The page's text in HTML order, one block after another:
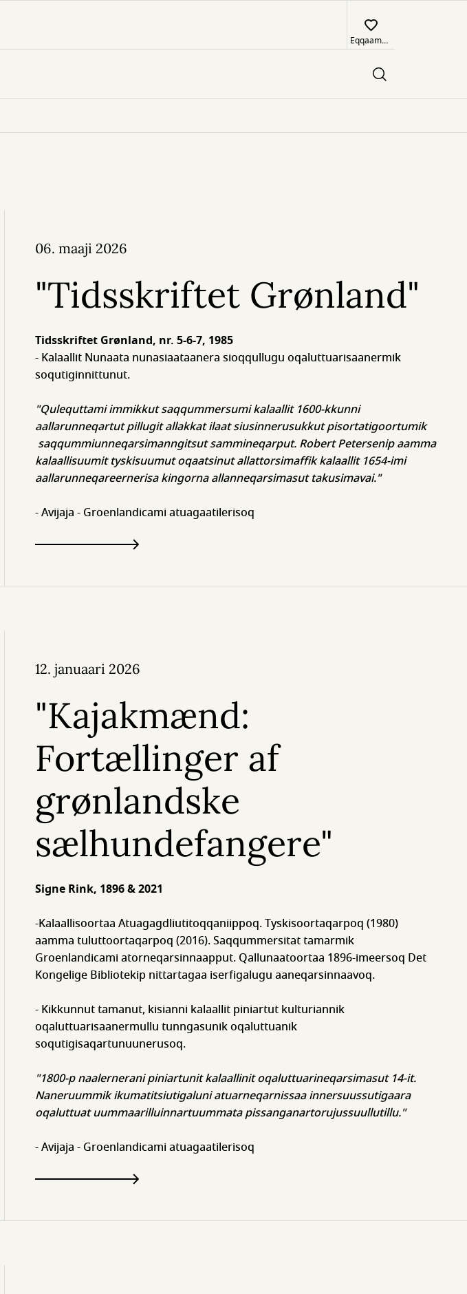
Eqqaamajuk
06. maaji 2026
"Tidsskriftet Grønland"
Tidsskriftet Grønland, nr. 5-6-7, 1985
- Kalaallit Nunaata nunasiaataanera sioqqullugu oqaluttuarisaanermik
soqutiginnittunut.
"Qulequttami immikkut saqqummersumi kalaallit 1600-kkunni
aallarunneqartut pillugit allakkat ilaat siusinnerusukkut pisortatigoortumik
saqqummiunneqarsimanngitsut sammineqarput. Robert Petersenip aamma
kalaallisuumit tyskisuumut oqaatsinut allattorsimaffik kalaallit 1654-imi
aallarunneqareernerisa kingorna allanneqarsimasut takusimavai."
- Avijaja - Groenlandicami atuagaatilerisoq
12. januaari 2026
"Kajakmænd:
Fortællinger af
grønlandske
sælhundefangere"
Signe Rink, 1896 & 2021
-Kalaallisoortaa Atuagagdliutitoqqaniippoq. Tyskisoortaqarpoq (1980)
aamma tuluttoortaqarpoq (2016). Saqqummersitat tamarmik
Groenlandicami atorneqarsinnaapput. Qallunaatoortaa 1896-imeersoq Det
Kongelige Bibliotekip nittartagaa iserfigalugu aaneqarsinnaavoq.
- Kikkunnut tamanut, kisianni kalaallit piniartut kulturiannik
oqaluttuarisaanermullu tunngasunik oqaluttuanik
soqutigisaqartunuunerusoq.
"1800-p naalernerani piniartunit kalaallinit oqaluttuarineqarsimasut 14-it.
Naneruummik ikumatitsiutigaluni atuarneqarnissaa innersuussutigaara
oqaluttuat uummaarilluinnartuummata pissanganartorujussuullutillu."
- Avijaja - Groenlandicami atuagaatilerisoq